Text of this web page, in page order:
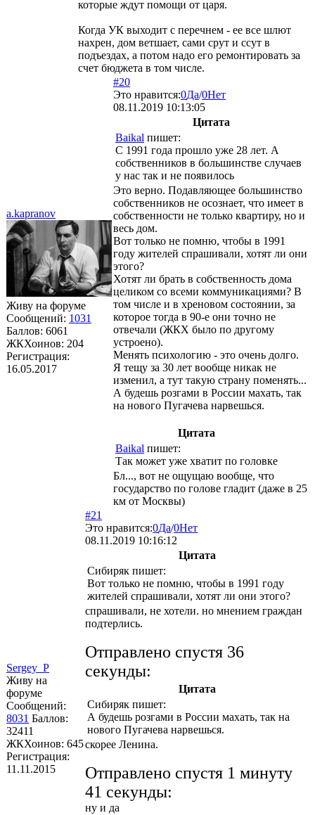
которые ждут помощи от царя.
Когда УК выходит с перечнем - ее все шлют
нахрен, дом ветшает, сами срут и ссут в
подъездах, а потом надо его ремонтировать за
счет бюджета в том числе.
a.kapranov
Живу на форуме
Сообщений: 1031
Баллов: 6061
ЖКХоинов: 204
Регистрация:
16.05.2017
#20
Это нравится:0Да/0Нет
08.11.2019 10:13:05
Цитата
Baikal пишет:
С 1991 года прошло уже 28 лет. А
собственников в большинстве случаев
у нас так и не появилось
Это верно. Подавляющее большинство
собственников не осознает, что имеет в
собственности не только квартиру, но и
весь дом.
Вот только не помню, чтобы в 1991
году жителей спрашивали, хотят ли они
этого?
Хотят ли брать в собственность дома
целиком со всеми коммуникациями? В
том числе и в хреновом состоянии, за
которое тогда в 90-е они точно не
отвечали (ЖКХ было по другому
устроено).
Менять психологию - это очень долго.
Я тещу за 30 лет вообще никак не
изменил, а тут такую страну поменять...
А будешь розгами в России махать, так
на нового Пугачева нарвешься.
Цитата
Baikal пишет:
Так может уже хватит по головке
Бл..., вот не ощущаю вообще, что
государство по голове гладит (даже в 25
км от Москвы)
Sergey_P
Живу на
форуме
Сообщений:
8031 Баллов:
32411
ЖКХоинов: 645
Регистрация:
11.11.2015
#21
Это нравится:0Да/0Нет
08.11.2019 10:16:12
Цитата
Сибиряк пишет:
Вот только не помню, чтобы в 1991 году
жителей спрашивали, хотят ли они этого?
спрашивали, не хотели. но мнением граждан
подтерлись.
Отправлено спустя 36
секунды:
Цитата
Сибиряк пишет:
А будешь розгами в России махать, так на
нового Пугачева нарвешься.
скорее Ленина.
Отправлено спустя 1 минуту
41 секунды:
ну и да